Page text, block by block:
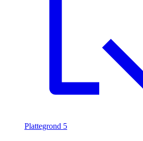
Plattegrond 5